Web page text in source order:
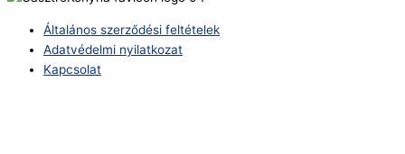
Általános szerződési feltételek
Adatvédelmi nyilatkozat
Kapcsolat